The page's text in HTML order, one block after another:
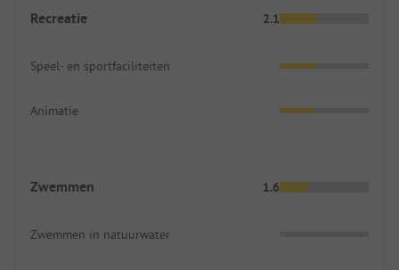
Recreatie 2.1
Speel- en sportfaciliteiten
Animatie
Zwemmen 1.6
Zwemmen in natuurwater